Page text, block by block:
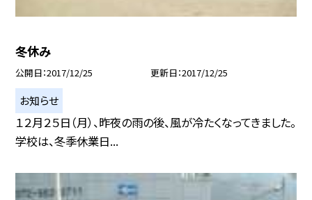
冬休み
公開日 2017/12/25 更新日 2017/12/25
お知らせ
１２月２５日（月）、昨夜の雨の後、風が冷たくなってきました。
学校は、冬季休業日...